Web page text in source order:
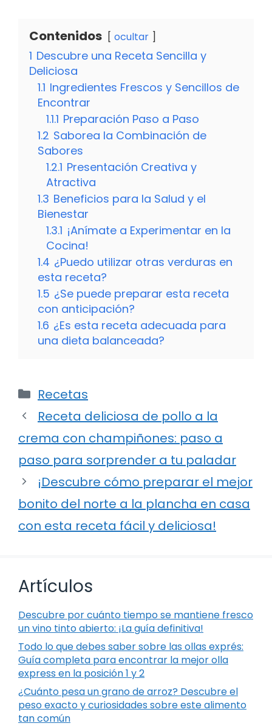
Contenidos ocultar
1 Descubre una Receta Sencilla y
Deliciosa
1.1 Ingredientes Frescos y Sencillos de
Encontrar
1.1.1 Preparación Paso a Paso
1.2 Saborea la Combinación de
Sabores
1.2.1 Presentación Creativa y
Atractiva
1.3 Beneficios para la Salud y el
Bienestar
1.3.1 ¡Anímate a Experimentar en la
Cocina!
1.4 ¿Puedo utilizar otras verduras en
esta receta?
1.5 ¿Se puede preparar esta receta
con anticipación?
1.6 ¿Es esta receta adecuada para
una dieta balanceada?
Categorías
Recetas
Receta deliciosa de pollo a la
crema con champiñones: paso a
paso para sorprender a tu paladar
¡Descubre cómo preparar el mejor
bonito del norte a la plancha en casa
con esta receta fácil y deliciosa!
Artículos
Descubre por cuánto tiempo se mantiene fresco
un vino tinto abierto: ¡La guía definitiva!
Todo lo que debes saber sobre las ollas exprés:
Guía completa para encontrar la mejor olla
express en la posición 1 y 2
¿Cuánto pesa un grano de arroz? Descubre el
peso exacto y curiosidades sobre este alimento
tan común